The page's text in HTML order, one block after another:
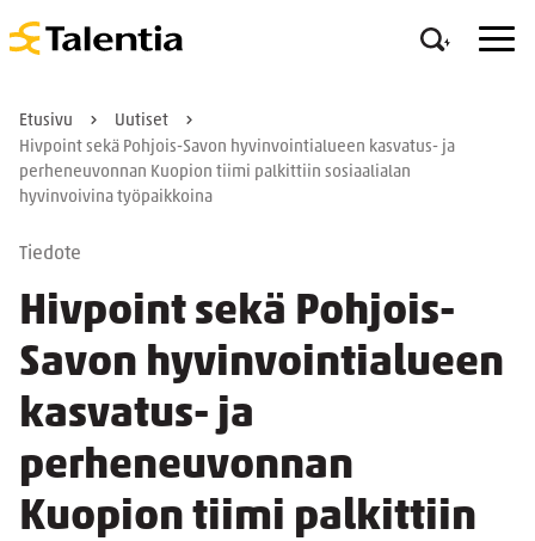
Etusivu
Uutiset
Hivpoint sekä Pohjois-Savon hyvinvointialueen kasvatus- ja
perheneuvonnan Kuopion tiimi palkittiin sosiaalialan
hyvinvoivina työpaikkoina
Tiedote
Hivpoint sekä Pohjois-
Savon hyvinvointialueen
kasvatus- ja
perheneuvonnan
Kuopion tiimi palkittiin